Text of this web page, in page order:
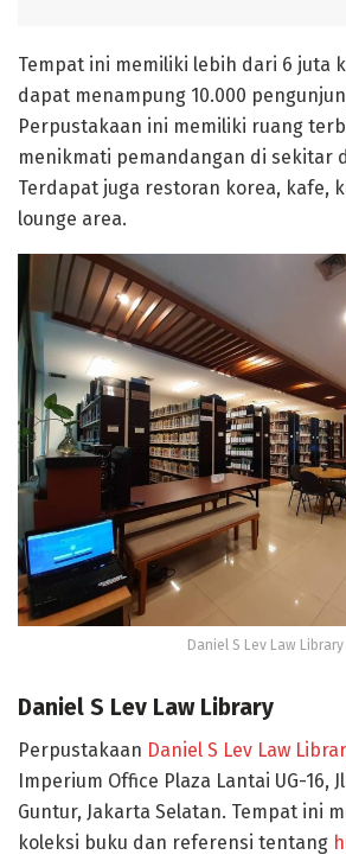
Tempat ini memiliki lebih dari 6 juta
dapat menampung 10.000
Perpustakaan ini memiliki ruang
menikmati pemandangan di sekitar
Terdapat juga restoran korea, kafe,
lounge area.
Daniel S Lev Law Library
Daniel S Lev Law Library
Perpustakaan Daniel S Lev Law
Imperium Office Plaza Lantai UG-16,
Guntur, Jakarta Selatan. Tempat ini
koleksi buku dan referensi tentang